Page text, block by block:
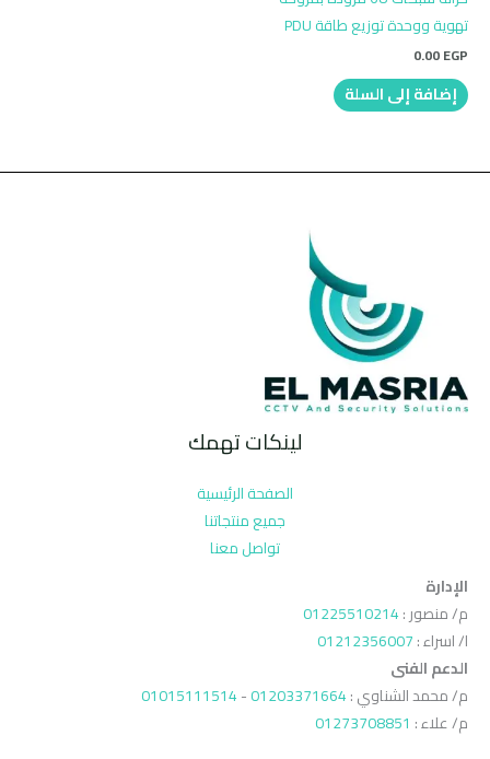
تهوية ووحدة توزيع طاقة PDU
0.00EGP
إضافة إلى السلة
لينكات تهمك
الصفحة الرئيسية
جميع منتجاتنا
تواصل معنا
الإدارة
م/ منصور :01225510214
ا/ اسراء :01212356007
الدعم الفنى
م/ محمد الشناوي :01203371664
-
01015111514
م/ علاء : 01273708851